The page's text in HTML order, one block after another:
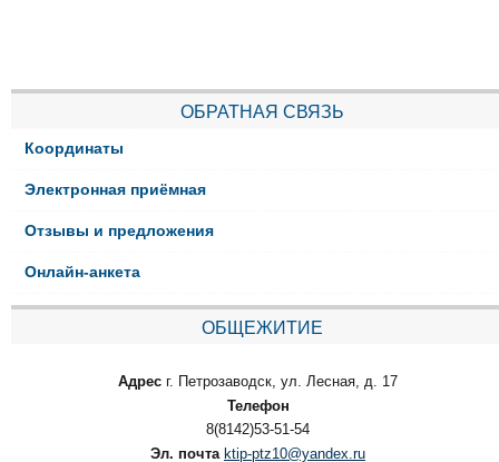
ОБРАТНАЯ СВЯЗЬ
Координаты
Электронная приёмная
Отзывы и предложения
Онлайн-анкета
ОБЩЕЖИТИЕ
Адрес г. Петрозаводск, ул. Лесная, д. 17
Телефон
8(8142)53-51-54
Эл. почта ktip-ptz10@yandex.ru